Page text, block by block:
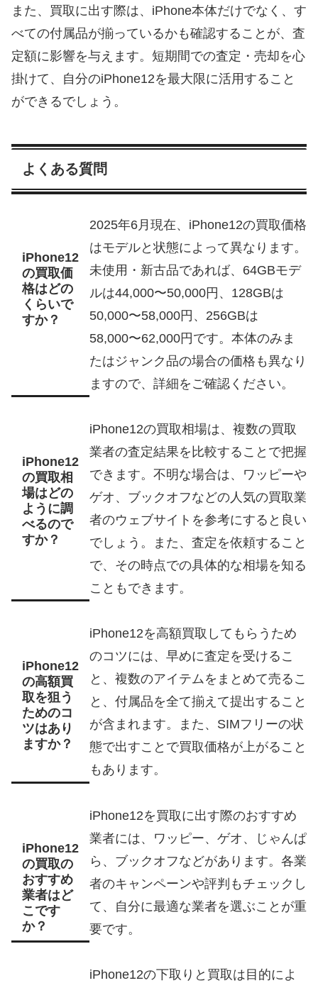
また、買取に出す際は、iPhone本体だけでなく、す
べての付属品が揃っているかも確認することが、査
定額に影響を与えます。短期間での査定・売却を心
掛けて、自分のiPhone12を最大限に活用すること
ができるでしょう。
よくある質問
iPhone12
の買取価
格はどの
くらいで
すか？
2025年6月現在、iPhone12の買取価格
はモデルと状態によって異なります。
未使用・新古品であれば、64GBモデ
ルは44,000〜50,000円、128GBは
50,000〜58,000円、256GBは
58,000〜62,000円です。本体のみま
たはジャンク品の場合の価格も異なり
ますので、詳細をご確認ください。
iPhone12
の買取相
場はどの
ように調
べるので
すか？
iPhone12の買取相場は、複数の買取
業者の査定結果を比較することで把握
できます。不明な場合は、ワッピーや
ゲオ、ブックオフなどの人気の買取業
者のウェブサイトを参考にすると良い
でしょう。また、査定を依頼すること
で、その時点での具体的な相場を知る
こともできます。
iPhone12
の高額買
取を狙う
ためのコ
ツはあり
ますか？
iPhone12を高額買取してもらうため
のコツには、早めに査定を受けるこ
と、複数のアイテムをまとめて売るこ
と、付属品を全て揃えて提出すること
が含まれます。また、SIMフリーの状
態で出すことで買取価格が上がること
もあります。
iPhone12
の買取の
おすすめ
業者はど
こです
か？
iPhone12を買取に出す際のおすすめ
業者には、ワッピー、ゲオ、じゃんぱ
ら、ブックオフなどがあります。各業
者のキャンペーンや評判もチェックし
て、自分に最適な業者を選ぶことが重
要です。
iPhone12の下取りと買取は目的によ